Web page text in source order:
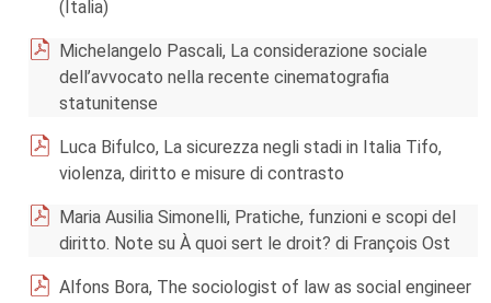
(Italia)
Michelangelo Pascali, La considerazione sociale
dell’avvocato nella recente cinematografia
statunitense
Luca Bifulco, La sicurezza negli stadi in Italia Tifo,
violenza, diritto e misure di contrasto
Maria Ausilia Simonelli, Pratiche, funzioni e scopi del
diritto. Note su À quoi sert le droit? di François Ost
Alfons Bora, The sociologist of law as social engineer